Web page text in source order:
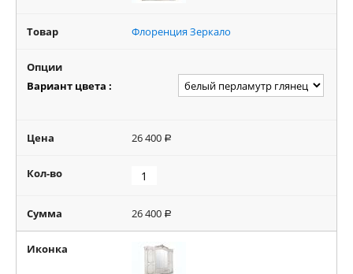
Товар Флоренция Зеркало
Опции
Вариант цвета :
Цена 26 400 Р
Кол-во
Сумма 26 400 Р
Иконка